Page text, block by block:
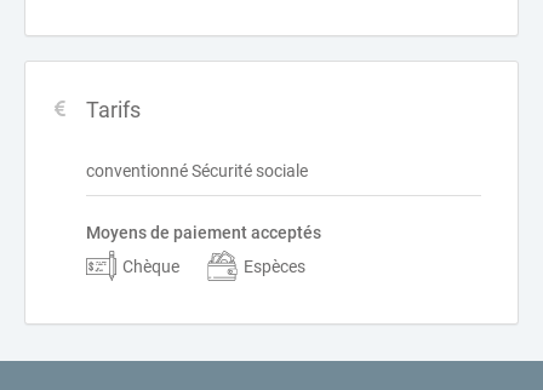
Tarifs
conventionné Sécurité sociale
Moyens de paiement acceptés
Chèque
Espèces